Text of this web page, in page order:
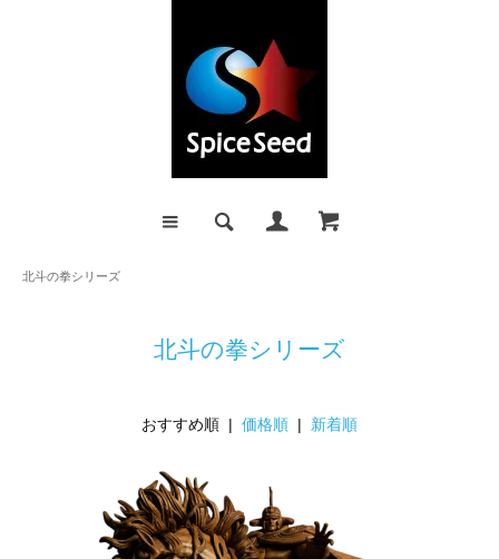
北斗の拳シリーズ
北斗の拳シリーズ
おすすめ順 | 価格順 | 新着順